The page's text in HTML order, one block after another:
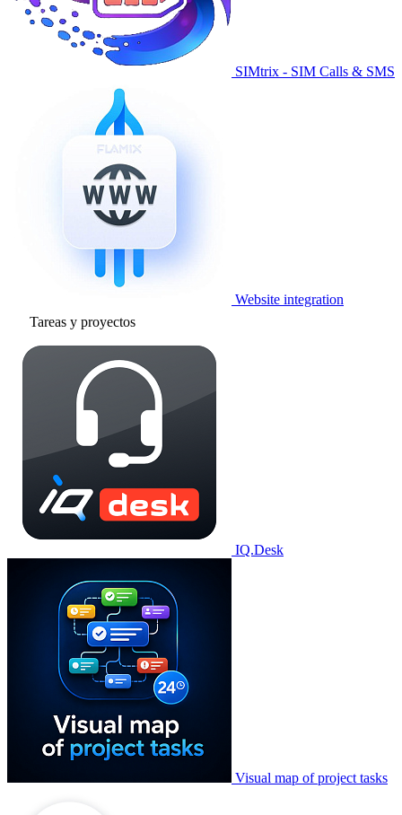
SIMtrix - SIM Calls & SMS
Website integration
Tareas y proyectos
IQ.Desk
Visual map of project tasks